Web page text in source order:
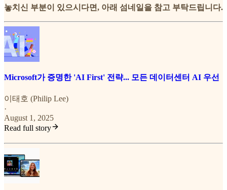
놓치신 부분이 있으시다면, 아래 섬네일을 참고 부탁드립니다.
Microsoft가 증명한 'AI First' 전략... 모든 데이터센터 AI 우선
이태호 (Philip Lee)
·
August 1, 2025
Read full story